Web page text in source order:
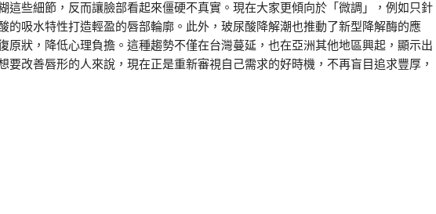
這些細節，反而讓臉部看起來僵硬不真實。現在大家更傾向於「微調」，例如只針
的吸水特性打造輕盈的唇部輪廓。此外，玻尿酸降解潮也推動了新型降解酶的應
原狀，降低心理負擔。這種趨勢不僅在台灣蔓延，也在亞洲其他地區興起，顯示出
改善唇形的人來說，現在正是重新審視自己需求的好時機，不再盲目追求豐厚，